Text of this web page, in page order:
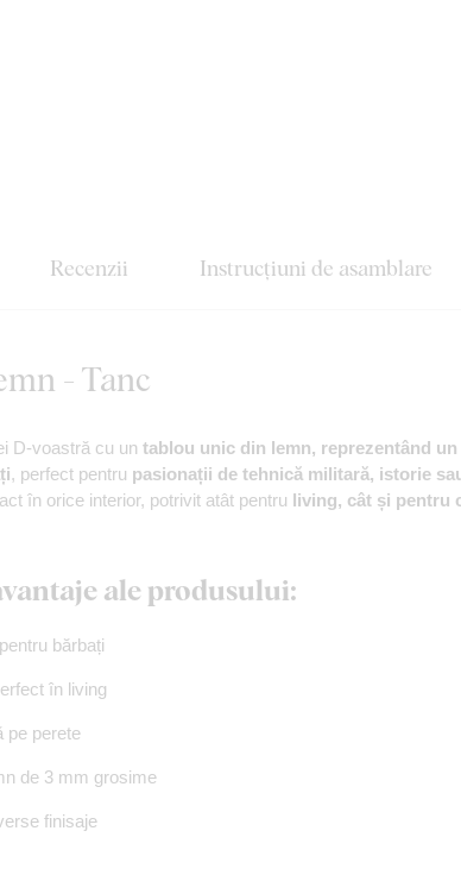
Recenzii Instrucțiuni de asamblare
- Tanc
D-voastră cu un tablou unic din lemn, reprezentând un
, perfect pentru pasionații de tehnică militară, istorie
în orice interior, potrivit atât pentru living, cât și pentru
ale produsului:
bărbați
în living
pe perete
de 3 mm grosime
finisaje